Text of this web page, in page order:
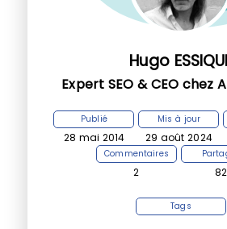
Hugo
Expert SEO & CEO chez
Publié
28 mai 2014
Mis à jour
29 août 2024
Commentaires
2 82
Tags